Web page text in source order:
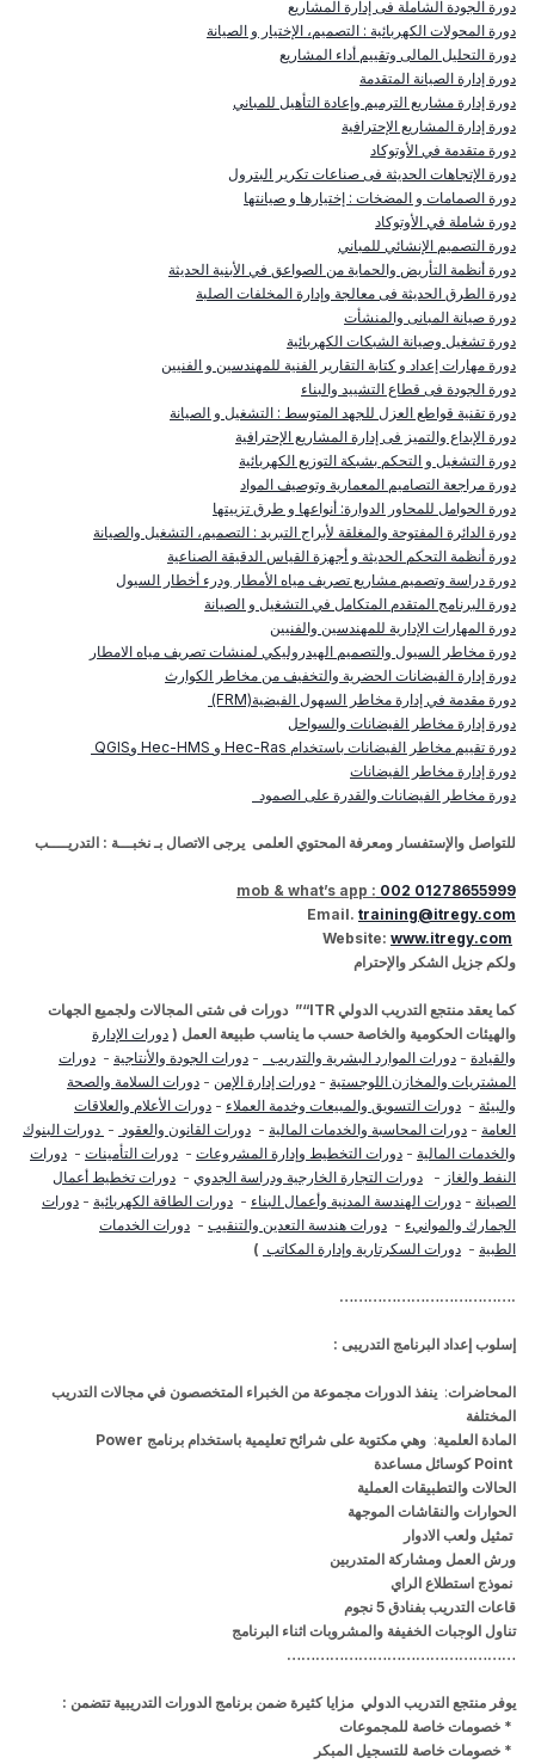
دورة الجودة الشاملة فى إدارة المشاريع
دورة المحولات الكهربائية : التصميم، الإختيار و الصيانة
دورة التحليل المالى وتقييم أداء المشاريع
دورة إدارة الصيانة المتقدمة
دورة إدارة مشاريع الترميم وإعادة التأهيل للمباني
دورة إدارة المشاريع الإحترافية
دورة متقدمة في الأوتوكاد
دورة الإتجاهات الحديثة فى صناعات تكرير البترول
دورة الصمامات و المضخات : إختيارها و صيانتها
دورة شاملة في الأوتوكاد
دورة التصميم الإنشائي للمباني
دورة أنظمة التأريض والحماية من الصواعق في الأبنية الحديثة
دورة الطرق الحديثة فى معالجة وإدارة المخلفات الصلبة
دورة صيانة المبانى والمنشأت
دورة تشغيل وصيانة الشبكات الكهربائية
دورة مهارات إعداد و كتابة التقارير الفنية للمهندسين و الفنيين
دورة الجودة فى قطاع التشييد والبناء
دورة تقنية قواطع العزل للجهد المتوسط : التشغيل و الصيانة
دورة الإبداع والتميز فى إدارة المشاريع الإحترافية
دورة التشغيل و التحكم بشبكة التوزيع الكهربائية
دورة مراجعة التصاميم المعمارية وتوصيف المواد
دورة الحوامل للمحاور الدوارة: أنواعها و طرق تزييتها
دورة الدائرة المفتوحة والمغلقة لأبراج التبريد : التصميم، التشغيل والصيانة
دورة أنظمة التحكم الحديثة و أجهزة القياس الدقيقة الصناعية
دورة دراسة وتصميم مشاريع تصريف مياه الأمطار ودرء أخطار السيول
دورة البرنامج المتقدم المتكامل في التشغيل و الصيانة
دورة المهارات الإدارية للمهندسين والفنيين
دورة مخاطر السيول والتصميم الهيدروليكي لمنشات تصريف مياه الامطار
دورة إدارة الفيضانات الحضرية والتخفيف من مخاطر الكوارث
دورة مقدمة في إدارة مخاطر السهول الفيضية(FRM)
دورة إدارة مخاطر الفيضانات والسواحل
دورة تقييم مخاطر الفيضانات باستخدام Hec-Ras و Hec-HMS وQGIS
دورة إدارة مخاطر الفيضانات
دورة مخاطر الفيضانات والقدرة على الصمود
للتواصل والإستفسار ومعرفة المحتوي العلمى يرجى الاتصال بـ نخبـــة : التدريــــب
mob & what’s app : 002 01278655999
Email . training@itregy.com
:www.itregy.com
ولكم جزيل الشكر والإحترام
كما يعقد منتجع التدريب الدولي “ITR
”
دورات فى شتى المجالات ولجميع الجهات
والهيئات الحكومية والخاصة حسب ما يناسب طبيعة العمل ( دورات الإدارة
والقيادة - دورات الموارد البشرية والتدريب - دورات الجودة والأنتاجية - دورات
المشتريات والمخازن اللوجستية - دورات إدارة الإمن - دورات السلامة والصحة
والبيئة - دورات التسويق والمبيعات وخدمة العملاء - دورات الأعلام والعلاقات
العامة - دورات المحاسبة والخدمات المالية - دورات القانون والعقود -
دورات البنوك
والخدمات المالية - دورات التخطيط وإدارة المشروعات - دورات التأمينات - دورات
النفط والغاز - دورات التجارة الخارجية ودراسة الجدوي - دورات تخطيط أعمال
الصيانة - دورات الهندسة المدنية وأعمال البناء - دورات الطاقة الكهربائية - دورات
الجمارك والموانيء - دورات هندسة التعدين والتنقيب - دورات الخدمات
الطبية - دورات السكرتارية وإدارة المكاتب
……………………………….
إسلوب إ عداد البرنامج التدريبى :
المحاضرات:
ينفذ الدورات مجموعة من الخبراء المتخصصون في مجالات التدريب
المختلفة
المادة العلمية: وهي مكتوبة على شرائح تعليمية باستخدام برنامج Power
Pointكوسائل مساعدة
الحالات والتطبيقات العملية
الحوارات والنقاشات الموجهة
تمثيل ولعب الادوار
ورش العمل ومشاركة المتدربين
نموذج استطلاع الراي
قاعات التدريب بفنادق 5 نجوم
تناول الوجبات الخفيفة والمشروبات اثناء البرنامج
…………………………………………
يوفر منتجع التدريب الدولي مزايا كثيرة ضمن برنامج الدورات التدريبية تتضمن :
*خصومات خاصة للمجموعات
*خصومات خاصة للتسجيل المبكر